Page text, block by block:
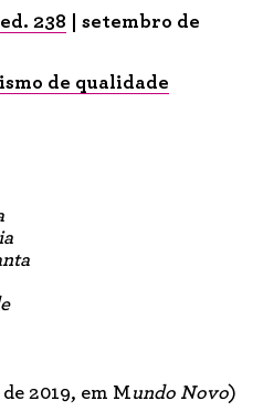
ed. 238 | setembro de
de qualidade
2019, em Mundo Novo)